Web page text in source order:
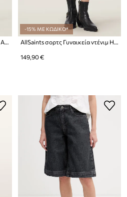
AllSaints σορτς γυναικεία ντένιμ AKI
-15% ΜΕ ΚΩΔΙΚΟ*
AllSaints σορτς Γυναικεία ντένιμ HEIDI
149,90 €